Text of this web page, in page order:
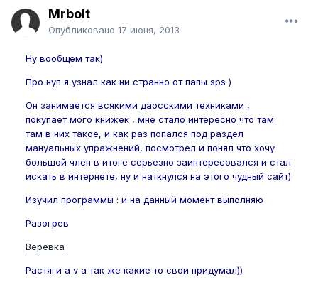
Mrbolt
Опубликовано 17 июня, 2013
Ну вообщем так)
Про нуп я узнал как ни странно от папы sps )
Он занимается всякими даосскими техниками ,
покупает мого книжек , мне стало интересно что там
там в них такое, и как раз попался под раздел
мануальных упражнений, посмотрел и понял что хочу
большой член в итоге серьезно заинтересовался и стал
искать в интернете, ну и наткнулся на этого чудный сайт)
Изучил программы : и на данный момент выполняю
Разогрев
Веревка
Растяги a v а так же какие то свои придумал))